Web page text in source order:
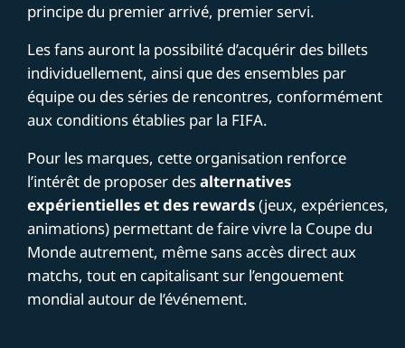
principe du premier arrivé, premier servi.
Les fans auront la possibilité d’acquérir des billets
individuellement, ainsi que des ensembles par
équipe ou des séries de rencontres, conformément
aux conditions établies par la FIFA.
Pour les marques, cette organisation renforce
l’intérêt de proposer desalternatives
expérientielles et des rewards(jeux, expériences,
animations) permettant de faire vivre la Coupe du
Monde autrement, même sans accès direct aux
matchs, tout en capitalisant sur l’engouement
mondial autour de l’événement.